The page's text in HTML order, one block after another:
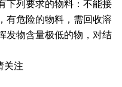
下列要求的物料：不能接
有危险的物料，需回收溶
发物含量极低的物，对结
关注